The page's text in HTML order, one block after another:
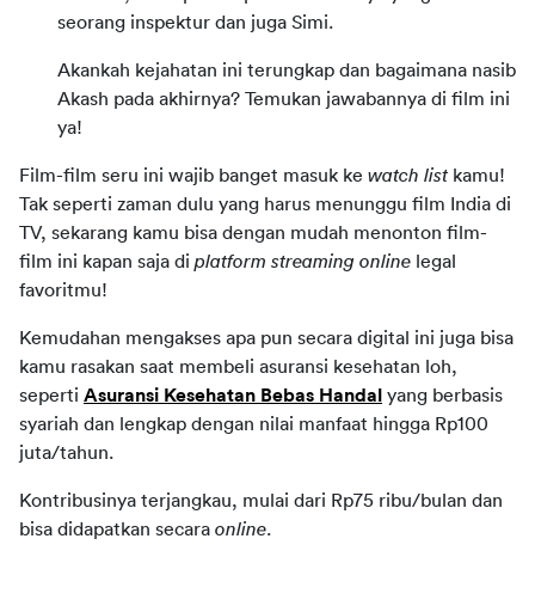
seorang inspektur dan juga Simi.
Akankah kejahatan ini terungkap dan bagaimana nasib
Akash pada akhirnya? Temukan jawabannya di film ini
ya!
Film-film seru ini wajib banget masuk ke watch list kamu!
Tak seperti zaman dulu yang harus menunggu film India di
TV, sekarang kamu bisa dengan mudah menonton film-
film ini kapan saja di platform streaming online legal
favoritmu!
Kemudahan mengakses apa pun secara digital ini juga bisa
kamu rasakan saat membeli asuransi kesehatan loh,
seperti Asuransi Kesehatan Bebas Handal yang berbasis
syariah dan lengkap dengan nilai manfaat hingga Rp100
juta/tahun.
Kontribusinya terjangkau, mulai dari Rp75 ribu/bulan dan
bisa didapatkan secara online.